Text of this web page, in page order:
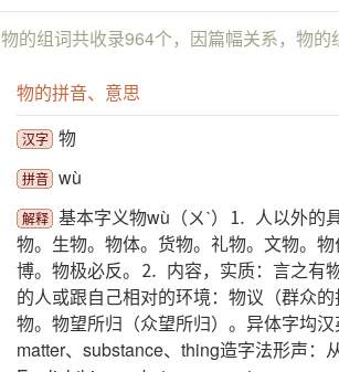
物的组词共收录964个，因篇幅关系，物的
物的拼音、意思
汉字 物
拼音 wù
解释 基本字义物wù（ㄨˋ）⒈ 人以外的
物。生物。物体。货物。礼物。文物。
博。物极必反。⒉ 内容，实质：言之有
的人或跟自己相对的环境：物议（群众
物。物望所归（众望所归）。异体字㘬汉
matter、substance、thing造字法形声：